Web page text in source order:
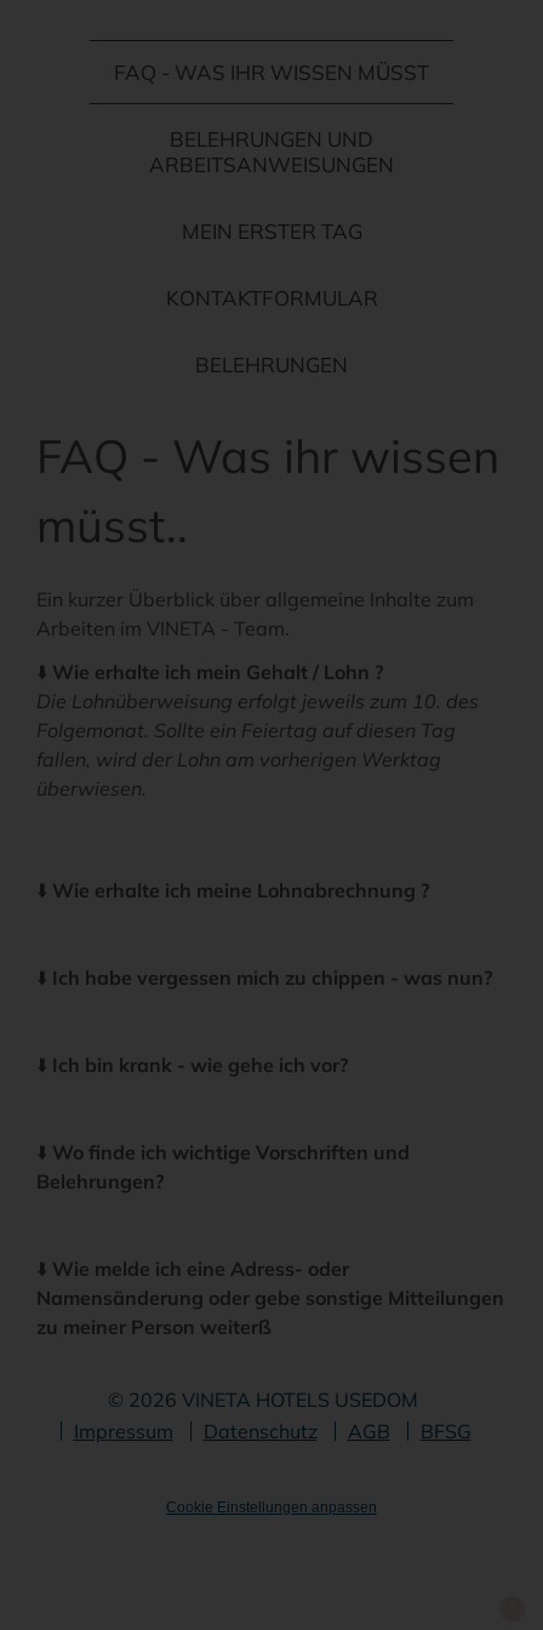
FAQ - WAS IHR WISSEN MÜSST
BELEHRUNGEN UND
ARBEITSANWEISUNGEN
MEIN ERSTER TAG
KONTAKTFORMULAR
BELEHRUNGEN
FAQ - Was ihr wissen
müsst..
Ein kurzer Überblick über allgemeine Inhalte zum
Arbeiten im VINETA - Team.
⬇️ Wie erhalte ich mein Gehalt / Lohn ?
Die Lohnüberweisung erfolgt jeweils zum 10. des
Folgemonat. Sollte ein Feiertag auf diesen Tag
fallen, wird der Lohn am vorherigen Werktag
überwiesen.
⬇️ Wie erhalte ich meine Lohnabrechnung ?
⬇️ Ich habe vergessen mich zu chippen - was nun?
⬇️ Ich bin krank - wie gehe ich vor?
⬇️ Wo finde ich wichtige Vorschriften und
Belehrungen?
⬇️ Wie melde ich eine Adress- oder
Namensänderung oder gebe sonstige Mitteilungen
zu meiner Person weiterß
© 2026 VINETA HOTELS USEDOM
Navigation
Impressum Datenschutz AGB BFSG
Cookie Einstellungen anpassen